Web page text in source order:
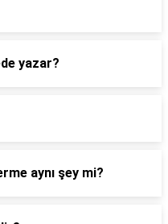
yazar?
aynı şey mi?